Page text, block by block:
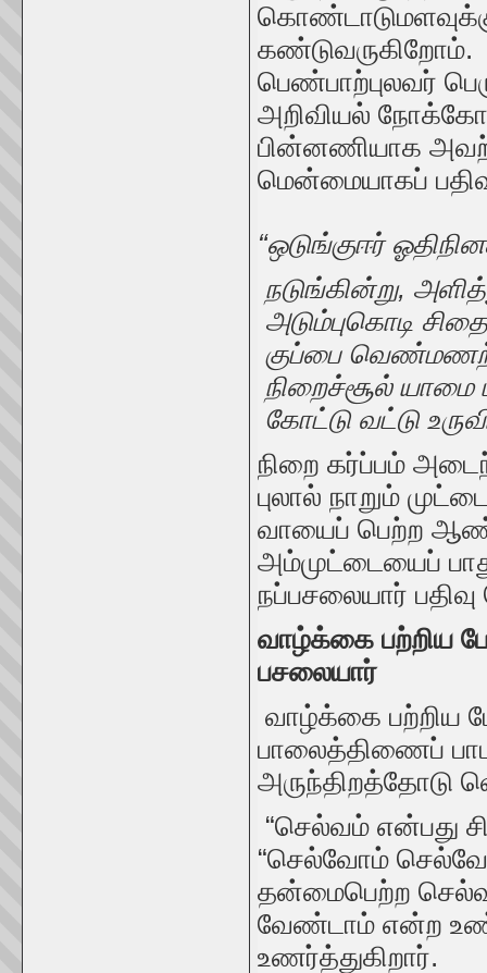
கண்டுவருகிறோம்.
பெண்பாற்புலவர்
அறிவியல்
பின்னணியாக
மென்மையாகப்
“ஒடுங்குஈர்
நடுங்கின்று,
அடும்புகொடி
குப்பை வெண்மணற்
நிறைச்சூல் யாமை
கோட்டு வட்டு
நிறை கர்ப்பம்
புலால் நாறும்
வாயைப் பெற்ற ஆண்
அம்முட்டையைப்
நப்பசலையார்
வாழ்க்கை பற்றிய
பசலையார்
வாழ்க்கை பற்றிய
பாலைத்திணைப்
அருந்திறத்தோடு
“செல்வம் என்பது
“செல்வோம்
தன்மைபெற்ற
வேண்டாம் என்ற
உணர்த்துகிறார்.